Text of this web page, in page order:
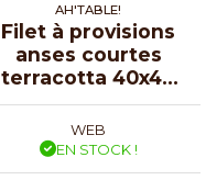
AH'TABLE!
Filet à provisions
anses courtes
terracotta 40x40
cm
WEB
EN STOCK !